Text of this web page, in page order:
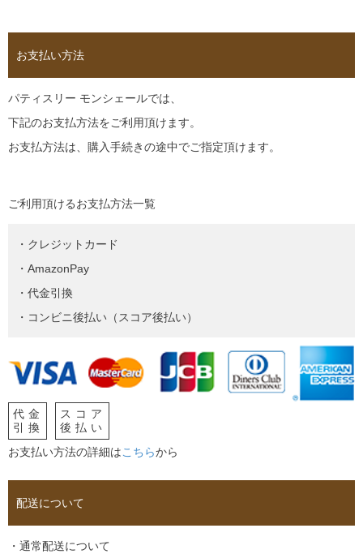
お支払い方法
パティスリー モンシェールでは、
下記のお支払方法をご利用頂けます。
お支払方法は、購入手続きの途中でご指定頂けます。
ご利用頂けるお支払方法一覧
・クレジットカード
・AmazonPay
・代金引換
・コンビニ後払い（スコア後払い）
代金
引換
スコア
後払い
お支払い方法の詳細はこちらから
配送について
・通常配送について